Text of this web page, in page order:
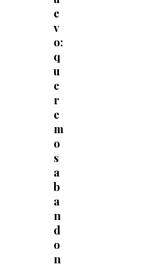
e
v
o:
q
u
e
r
e
m
o
s
a
b
a
n
d
o
n